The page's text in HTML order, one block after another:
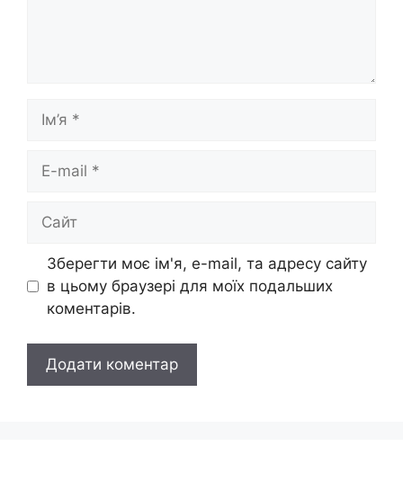
Ім’я
Сайт
Зберегти моє ім'я, e-mail, та адресу сайту
в цьому браузері для моїх подальших
коментарів.